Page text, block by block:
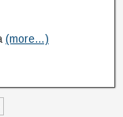
(more…)